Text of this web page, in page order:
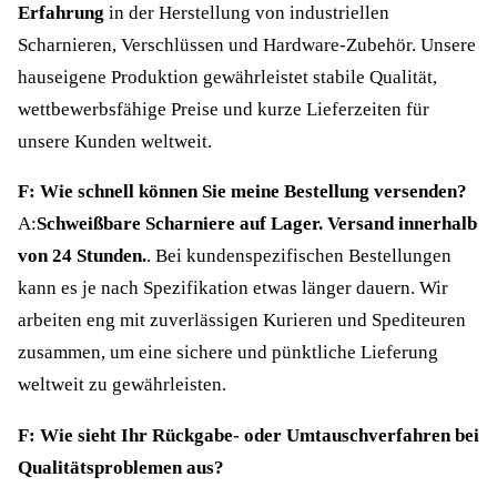
Erfahrung in der Herstellung von industriellen
Scharnieren, Verschlüssen und Hardware-Zubehör. Unsere
hauseigene Produktion gewährleistet stabile Qualität,
wettbewerbsfähige Preise und kurze Lieferzeiten für
unsere Kunden weltweit.
F: Wie schnell können Sie meine Bestellung versenden?
A:Schweißbare Scharniere auf Lager. Versand innerhalb
von 24 Stunden.. Bei kundenspezifischen Bestellungen
kann es je nach Spezifikation etwas länger dauern. Wir
arbeiten eng mit zuverlässigen Kurieren und Spediteuren
zusammen, um eine sichere und pünktliche Lieferung
weltweit zu gewährleisten.
F: Wie sieht Ihr Rückgabe- oder Umtauschverfahren bei
Qualitätsproblemen aus?